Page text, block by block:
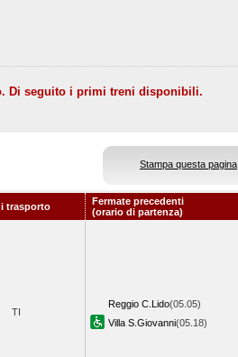
Di seguito i primi treni disponibili.
Stampa questa pagina
trasporto
Fermate precedenti
(orario di partenza)
TI
Reggio C.Lido(05.05)
Villa S.Giovanni(05.18)